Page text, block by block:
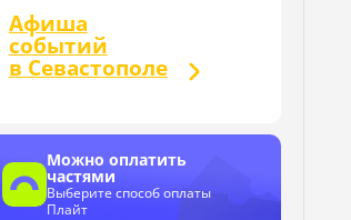
Афиша
событий
в Севастополе
Можно оплатить
частями
Выберите способ оплаты
Плайт